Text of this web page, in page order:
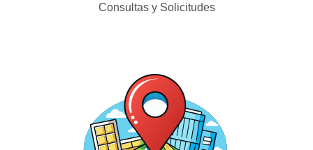
Consultas y Solicitudes